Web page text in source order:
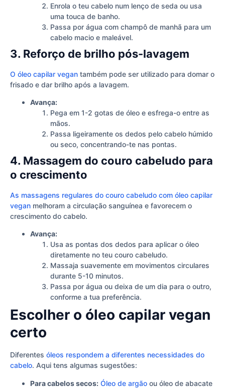
Enrola o teu cabelo num lenço de seda ou usa
uma touca de banho.
Passa por água com champô de manhã para um
cabelo macio e maleável.
3. Reforço de brilho pós-lavagem
O óleo capilar vegan também pode ser utilizado para domar o
frisado e dar brilho após a lavagem.
Avança:
Pega em 1-2 gotas de óleo e esfrega-o entre as
mãos.
Passa ligeiramente os dedos pelo cabelo húmido
ou seco, concentrando-te nas pontas.
4. Massagem do couro cabeludo para
o crescimento
As massagens regulares do couro cabeludo com óleo capilar
vegan melhoram a circulação sanguínea e favorecem o
crescimento do cabelo.
Avança:
Usa as pontas dos dedos para aplicar o óleo
diretamente no teu couro cabeludo.
Massaja suavemente em movimentos circulares
durante 5-10 minutos.
Passa por água ou deixa de um dia para o outro,
conforme a tua preferência.
Escolher o óleo capilar vegan
certo
Diferentes óleos respondem a diferentes necessidades do
cabelo. Aqui tens algumas sugestões:
Para cabelos secos: Óleo de argão ou óleo de abacate